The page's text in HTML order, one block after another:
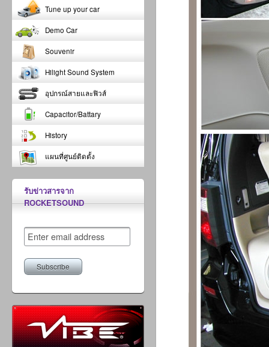
Tune up your car
Demo Car
Souvenir
Hilight Sound System
อุปกรณ์สายและฟิวส์
Capacitor/Battary
History
แผนที่ศูนย์ติดตั้ง
รับข่าวสารจาก
ROCKETSOUND